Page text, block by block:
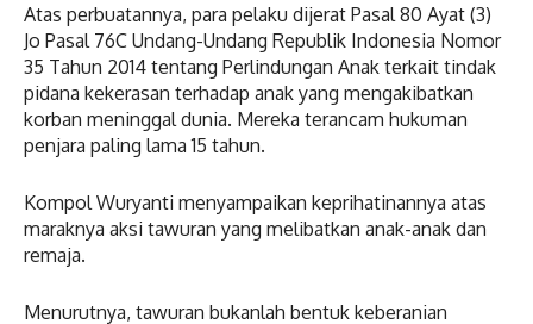
Atas perbuatannya, para pelaku dijerat Pasal 80 Ayat (3)
Jo Pasal 76C Undang-Undang Republik Indonesia Nomor
35 Tahun 2014 tentang Perlindungan Anak terkait tindak
pidana kekerasan terhadap anak yang mengakibatkan
korban meninggal dunia. Mereka terancam hukuman
penjara paling lama 15 tahun.
Kompol Wuryanti menyampaikan keprihatinannya atas
maraknya aksi tawuran yang melibatkan anak-anak dan
remaja.
Menurutnya, tawuran bukanlah bentuk keberanian